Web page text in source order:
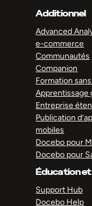
Additionnel
Advanced
e-commerce
Communautés
Companion
Formation
Apprentissage
Entreprise
Publication
mobiles
Docebo pour
Docebo pour
Éducation
Support Hub
Docebo Help